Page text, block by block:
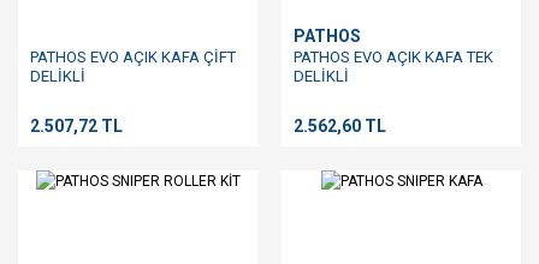
PATHOS EVO AÇIK KAFA ÇİFT
DELİKLİ
2.507,72 TL
PATHOS
PATHOS EVO AÇIK KAFA TEK
DELİKLİ
2.562,60 TL